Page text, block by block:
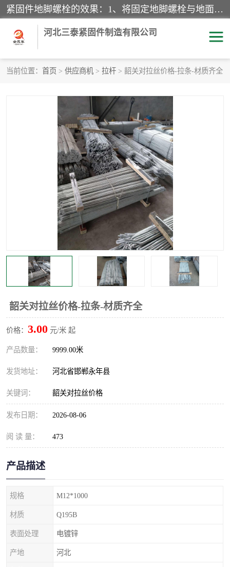
紧固件地脚螺栓的效果：1、将固定地脚螺栓与地面用水泥等物品灌溉在一起，可用来固定较小振荡和冲击的设备。2、活动地脚是一种可拆卸的地脚螺栓，可以固定有激烈振荡和冲击的大型机器设备。3、胀锚地脚螺栓用于固定比较简略且重量轻的设备，辅佐设备长期处于静止状态下。4、粘接地脚螺栓为一种使用广泛且常见的设备，它也是用来固定简略设备的小件。
河北三泰紧固件制造有限公司
当前位置： 首页 > 供应商机 > 拉杆 > 韶关对拉丝价格-拉条-材质齐全
韶关对拉丝价格-拉条-材质齐全
价格： 3.00 元/米 起
产品数量： 9999.00米
发货地址： 河北省邯郸永年县
关键词： 韶关对拉丝价格
发布日期： 2026-08-06
阅 读 量： 473
产品描述
规格 M12*1000
材质 Q195B
表面处理 电镀锌
产地 河北
拉杆
悬挑梁拉杆